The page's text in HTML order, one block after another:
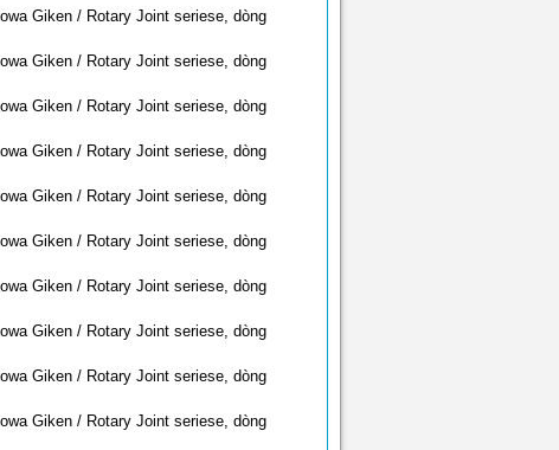
Giken / Rotary Joint seriese, dòng
Giken / Rotary Joint seriese, dòng
Giken / Rotary Joint seriese, dòng
Giken / Rotary Joint seriese, dòng
Giken / Rotary Joint seriese, dòng
Giken / Rotary Joint seriese, dòng
Giken / Rotary Joint seriese, dòng
Giken / Rotary Joint seriese, dòng
Giken / Rotary Joint seriese, dòng
Giken / Rotary Joint seriese, dòng